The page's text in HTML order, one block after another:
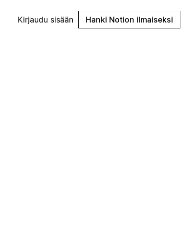
Kirjaudu sisään Hanki Notion ilmaiseksi